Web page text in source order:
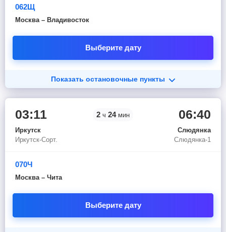
062Щ
Москва – Владивосток
Выберите дату
Показать остановочные пункты
03:11
Иркутск
Иркутск-Сорт.
2 ч 24 мин 06:40
Слюдянка
Слюдянка-1
070Ч
Москва – Чита
Выберите дату